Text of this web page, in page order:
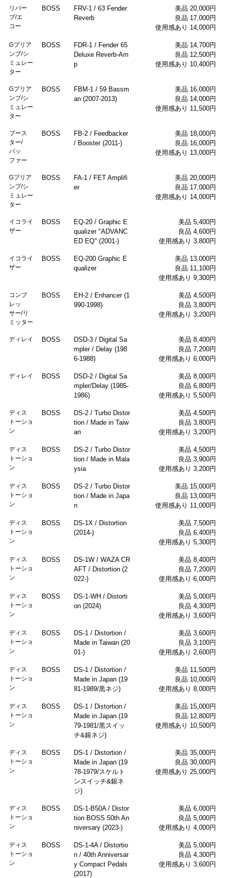
リバー
ブ/エ
コー
BOSS
FRV-1 / 63 Fender
Reverb
美品 20,000円
良品 17,000円
使用感あり 14,000円
Gプリア
ンプ/シ
ミュレー
ター
BOSS
FDR-1 / Fender 65
Deluxe Reverb-Am
p
美品 14,700円
良品 12,500円
使用感あり 10,400円
Gプリア
ンプ/シ
ミュレー
ター
BOSS
FBM-1 / 59 Bassm
an (2007-2013)
美品 16,000円
良品 14,000円
使用感あり 11,500円
ブース
ター/
バッ
ファー
BOSS
FB-2 / Feedbacker
/ Booster (2011-)
美品 18,000円
良品 16,000円
使用感あり 13,000円
Gプリア
ンプ/シ
ミュレー
ター
BOSS
FA-1 / FET Amplifi
er
美品 20,000円
良品 17,000円
使用感あり 14,000円
イコライ
ザー
BOSS
EQ-20 / Graphic E
qualizer "ADVANC
ED EQ" (2001-)
美品 5,400円
良品 4,600円
使用感あり 3,800円
イコライ
ザー
BOSS
EQ-200 Graphic E
qualizer
美品 13,000円
良品 11,100円
使用感あり 9,300円
コンプ
レッ
サー/リ
ミッター
BOSS
EH-2 / Enhancer (1
990-1998)
美品 4,500円
良品 3,800円
使用感あり 3,200円
ディレイ BOSS
DSD-3 / Digital Sa
mpler / Delay (198
6-1988)
美品 8,400円
良品 7,200円
使用感あり 6,000円
ディレイ BOSS
DSD-2 / Digital Sa
mpler/Delay (1985-
1986)
美品 8,000円
良品 6,800円
使用感あり 5,500円
ディス
トーショ
ン
BOSS
DS-2 / Turbo Distor
tion / Made in Taiw
an
美品 4,500円
良品 3,800円
使用感あり 3,200円
ディス
トーショ
ン
BOSS
DS-2 / Turbo Distor
tion / Made in Mala
ysia
美品 4,500円
良品 3,900円
使用感あり 3,200円
ディス
トーショ
ン
BOSS
DS-2 / Turbo Distor
tion / Made in Japa
n
美品 15,000円
良品 13,000円
使用感あり 11,000円
ディス
トーショ
ン
BOSS
DS-1X / Distortion
(2014-)
美品 7,500円
良品 6,400円
使用感あり 5,300円
ディス
トーショ
ン
BOSS
DS-1W / WAZA CR
AFT / Distortion (2
022-)
美品 8,400円
良品 7,200円
使用感あり 6,000円
ディス
トーショ
ン
BOSS
DS-1-WH / Distorti
on (2024)
美品 5,000円
良品 4,300円
使用感あり 3,600円
ディス
トーショ
ン
BOSS
DS-1 / Distortion /
Made in Taiwan (20
01-)
美品 3,600円
良品 3,100円
使用感あり 2,600円
ディス
トーショ
ン
BOSS
DS-1 / Distortion /
Made in Japan (19
81-1989/黒ネジ)
美品 11,500円
良品 10,000円
使用感あり 8,000円
ディス
トーショ
ン
BOSS
DS-1 / Distortion /
Made in Japan (19
79-1981/黒スイッ
チ&銀ネジ)
美品 15,000円
良品 12,800円
使用感あり 10,500円
ディス
トーショ
ン
BOSS
DS-1 / Distortion /
Made in Japan (19
78-1979/スケルト
ンスイッチ&銀ネ
ジ)
美品 35,000円
良品 30,000円
使用感あり 25,000円
ディス
トーショ
ン
BOSS
DS-1-B50A / Distor
tion BOSS 50th An
niversary (2023-)
美品 6,000円
良品 5,000円
使用感あり 4,000円
ディス
トーショ
ン
BOSS
DS-1-4A / Distortio
n / 40th Anniversar
y Compact Pedals
(2017)
美品 5,000円
良品 4,300円
使用感あり 3,600円